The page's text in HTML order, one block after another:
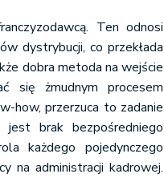
Ten odnosi
dystrybucji, co przekłada
dobra metoda na wejście
się żmudnym procesem
how, przerzuca to zadanie
jest brak bezpośredniego
każdego pojedynczego
na administracji kadrowej.